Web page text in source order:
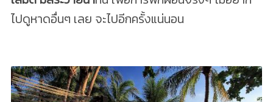
ไปดูหาดอื่นๆ เลย จะไปอีกครั้งแน่นอน